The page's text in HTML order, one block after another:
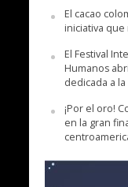
El cacao
iniciativa
El Festival
Humanos
dedicada a
¡Por el oro!
en la gran